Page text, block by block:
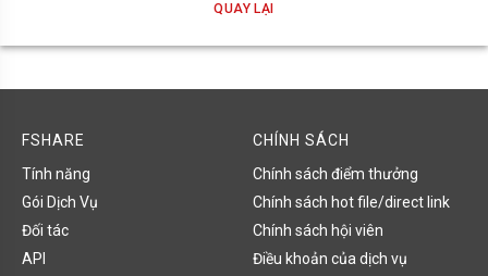
QUAY LẠI
FSHARE
Tính năng
Gói Dịch Vụ
Đối tác
API
CHÍNH SÁCH
Chính sách điểm thưởng
Chính sách hot file/direct link
Chính sách hội viên
Điều khoản của dịch vụ